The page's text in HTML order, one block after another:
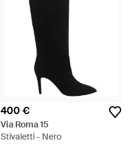
400 €
Via Roma 15
Stivaletti - Nero